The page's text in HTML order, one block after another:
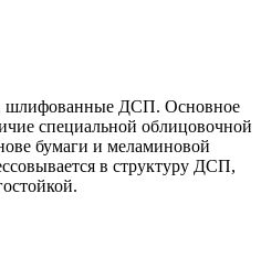
шлифованные ДСП. Основное
специальной облицовочной
бумаги и меламиновой
в структуру ДСП,